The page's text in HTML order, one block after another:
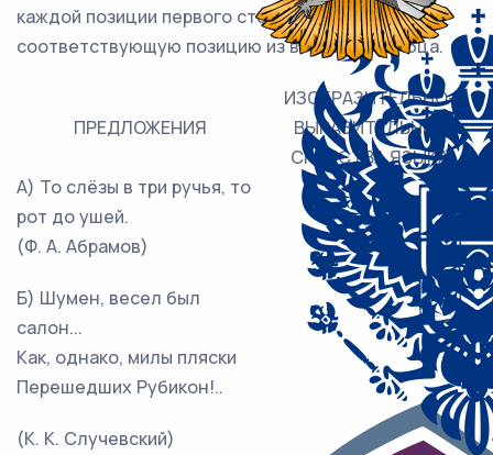
каждой позиции первого столбца подберите
соответствующую позицию из второго столбца.
ПРЕДЛОЖЕНИЯ
ИЗОБРАЗИТЕЛЬНО-
ВЫРАЗИТЕЛЬНЫЕ
СРЕДСТВА ЯЗЫКА
А) То слёзы в три ручья, то
рот до ушей.
(Ф. А. Абрамов)
Б) Шумен, весел был
салон...
Как, однако, милы пляски
Перешедших Рубикон!..
(К. К. Случевский)